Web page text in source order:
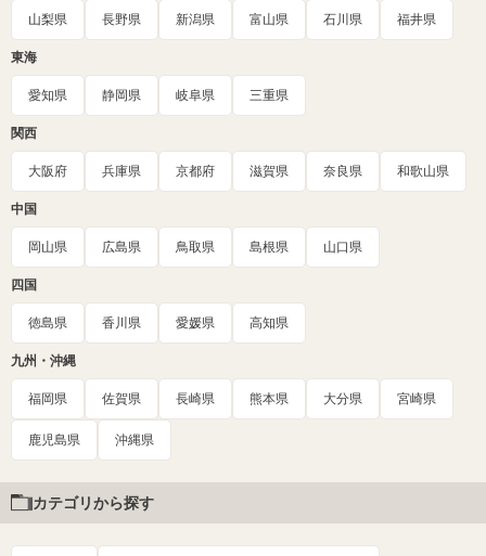
山梨県 長野県 新潟県 富山県 石川県 福井県
東海
愛知県 静岡県 岐阜県 三重県
関西
大阪府 兵庫県 京都府 滋賀県 奈良県 和歌山県
中国
岡山県 広島県 鳥取県 島根県 山口県
四国
徳島県 香川県 愛媛県 高知県
九州・沖縄
福岡県 佐賀県 長崎県 熊本県 大分県 宮崎県
鹿児島県 沖縄県
カテゴリから探す